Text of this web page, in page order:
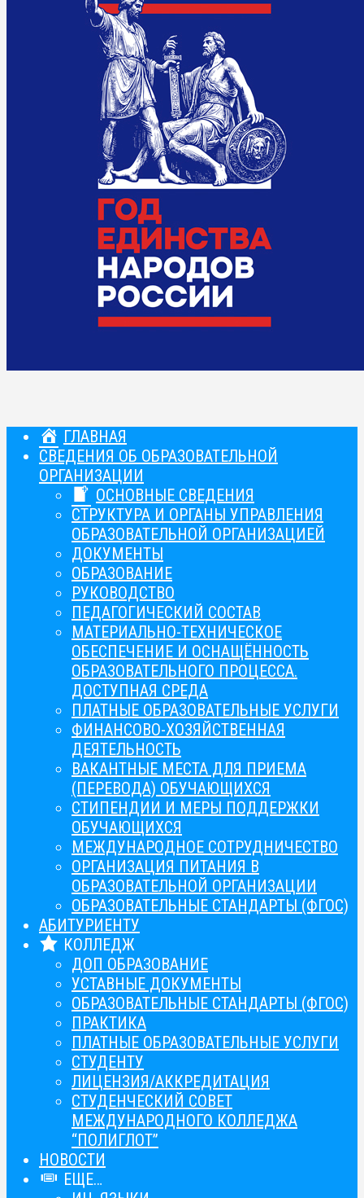
ГЛАВНАЯ
СВЕДЕНИЯ ОБ ОБРАЗОВАТЕЛЬНОЙ
ОРГАНИЗАЦИИ
ОСНОВНЫЕ СВЕДЕНИЯ
СТРУКТУРА И ОРГАНЫ УПРАВЛЕНИЯ
ОБРАЗОВАТЕЛЬНОЙ ОРГАНИЗАЦИЕЙ
ДОКУМЕНТЫ
ОБРАЗОВАНИЕ
РУКОВОДСТВО
ПЕДАГОГИЧЕСКИЙ СОСТАВ
МАТЕРИАЛЬНО-ТЕХНИЧЕСКОЕ
ОБЕСПЕЧЕНИЕ И ОСНАЩЁННОСТЬ
ОБРАЗОВАТЕЛЬНОГО ПРОЦЕССА.
ДОСТУПНАЯ СРЕДА
ПЛАТНЫЕ ОБРАЗОВАТЕЛЬНЫЕ УСЛУГИ
ФИНАНСОВО-ХОЗЯЙСТВЕННАЯ
ДЕЯТЕЛЬНОСТЬ
ВАКАНТНЫЕ МЕСТА ДЛЯ ПРИЕМА
(ПЕРЕВОДА) ОБУЧАЮЩИХСЯ
СТИПЕНДИИ И МЕРЫ ПОДДЕРЖКИ
ОБУЧАЮЩИХСЯ
МЕЖДУНАРОДНОЕ СОТРУДНИЧЕСТВО
ОРГАНИЗАЦИЯ ПИТАНИЯ В
ОБРАЗОВАТЕЛЬНОЙ ОРГАНИЗАЦИИ
ОБРАЗОВАТЕЛЬНЫЕ СТАНДАРТЫ (ФГОС)
АБИТУРИЕНТУ
КОЛЛЕДЖ
ДОП ОБРАЗОВАНИЕ
УСТАВНЫЕ ДОКУМЕНТЫ
ОБРАЗОВАТЕЛЬНЫЕ СТАНДАРТЫ (ФГОС)
ПРАКТИКА
ПЛАТНЫЕ ОБРАЗОВАТЕЛЬНЫЕ УСЛУГИ
СТУДЕНТУ
ЛИЦЕНЗИЯ/АККРЕДИТАЦИЯ
СТУДЕНЧЕСКИЙ СОВЕТ
МЕЖДУНАРОДНОГО КОЛЛЕДЖА
“ПОЛИГЛОТ”
НОВОСТИ
ЕЩЕ…